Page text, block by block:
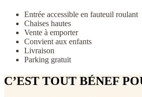
Entrée accessible en fauteuil roulant
Chaises hautes
Vente à emporter
Convient aux enfants
Livraison
Parking gratuit
C’EST TOUT BÉNEF